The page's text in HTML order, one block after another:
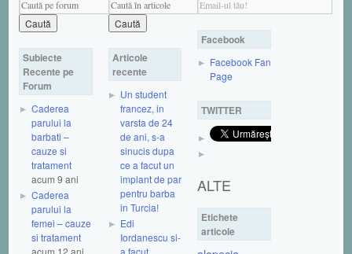
Subiecte
Recente pe
Forum
Caderea
parului la
barbati –
cauze si
tratament
acum 9 ani
Caderea
parului la
femei – cauze
si tratament
acum 12 ani,
Articole
recente
Un student
francez, in
varsta de 24
de ani, s-a
sinucis dupa
ce a facut un
implant de par
pentru barba
in Turcia!
Edi
Iordanescu si-
a facut
Facebook
Facebook Fan
Page
TWITTER
ALTE
Etichete
articole